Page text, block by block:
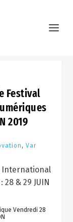
Festival
2019
, Var
Vendredi 28